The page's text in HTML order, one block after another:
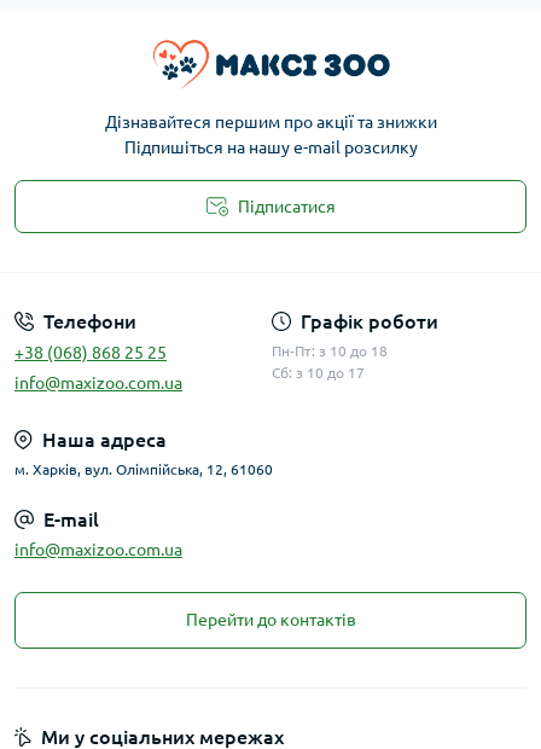
Дізнавайтеся першим про акції та знижки
Підпишіться на нашу e-mail розсилку
Підписатися
Телефони
+38 (068) 868 25 25
info@maxizoo.com.ua
Графік роботи
Пн-Пт: з 10 до 18
Сб: з 10 до 17
Наша адреса
м. Харків, вул. Олімпійська, 12, 61060
E-mail
info@maxizoo.com.ua
Перейти до контактів
Ми у соціальних мережах